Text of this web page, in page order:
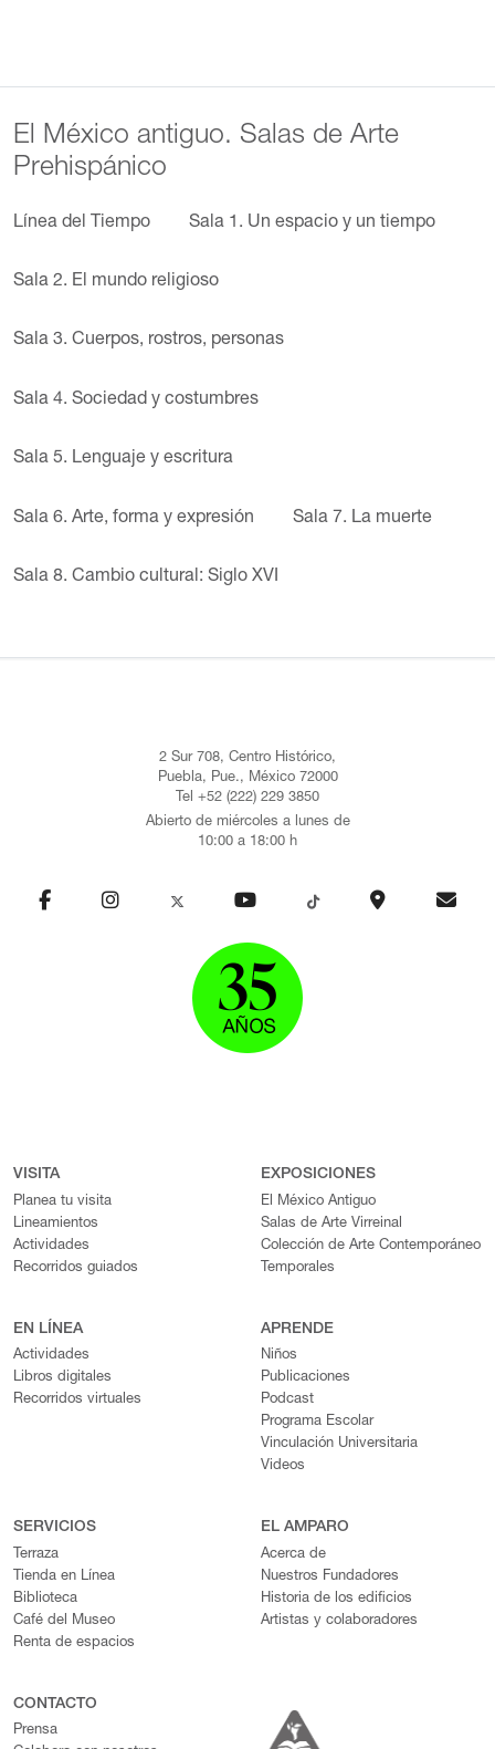
El México antiguo. Salas de Arte
Prehispánico
Línea del Tiempo Sala 1. Un espacio y un tiempo
Sala 2. El mundo religioso
Sala 3. Cuerpos, rostros, personas
Sala 4. Sociedad y costumbres
Sala 5. Lenguaje y escritura
Sala 6. Arte, forma y expresión Sala 7. La muerte
Sala 8. Cambio cultural: Siglo XVI
2 Sur 708, Centro Histórico,
Puebla, Pue., México 72000
Tel +52 (222) 229 3850
Abierto de miércoles a lunes de
10:00 a 18:00 h
VISITA
Planea tu visita
Lineamientos
Actividades
Recorridos guiados
EXPOSICIONES
El México Antiguo
Salas de Arte Virreinal
Colección de Arte Contemporáneo
Temporales
EN LÍNEA
Actividades
Libros digitales
Recorridos virtuales
APRENDE
Niños
Publicaciones
Podcast
Programa Escolar
Vinculación Universitaria
Videos
SERVICIOS
Terraza
Tienda en Línea
Biblioteca
Café del Museo
Renta de espacios
EL AMPARO
Acerca de
Nuestros Fundadores
Historia de los edificios
Artistas y colaboradores
CONTACTO
Prensa